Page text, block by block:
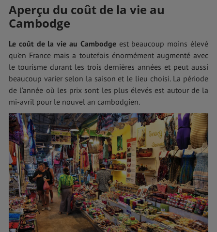
Aperçu du coût de la vie au
Cambodge
Le coût de la vie au Cambodgeest beaucoup moins élevé
qu’en France mais a toutefois énormément augmenté avec
le tourisme durant les trois dernières années et peut aussi
beaucoup varier selon la saison et le lieu choisi. La période
de l’année où les prix sont les plus élevés est autour de la
mi-avril pour le nouvel an cambodgien.